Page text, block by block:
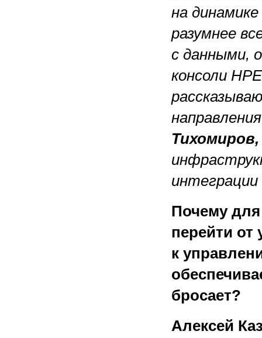
на
разумнее
с данными,
консоли
Тихомиров,
Почему для
перейти от
к
бросает?
Алексей